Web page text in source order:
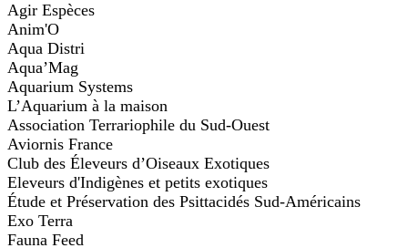
Agir Espèces
Anim'O
Aqua Distri
Aqua’Mag
Aquarium Systems
L’Aquarium à la maison
Association Terrariophile du Sud-Ouest
Aviornis France
Club des Éleveurs d’Oiseaux Exotiques
Eleveurs d'Indigènes et petits exotiques
Étude et Préservation des Psittacidés Sud-Américains
Exo Terra
Fauna Feed